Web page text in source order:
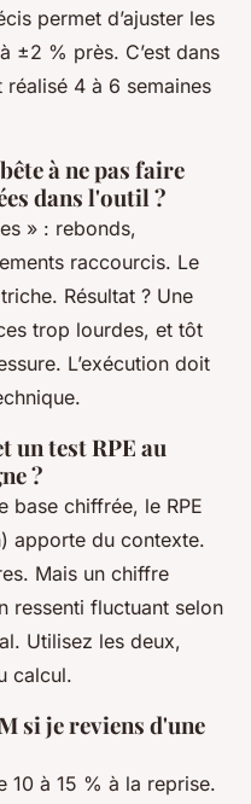
permet d’ajuster les
±2 % près. C’est dans
4 à 6 semaines
à ne pas faire
dans l'outil ?
» : rebonds,
raccourcis. Le
Résultat ? Une
trop lourdes, et tôt
L’exécution doit
un test RPE au
?
base chiffrée, le RPE
apporte du contexte.
Mais un chiffre
ressenti fluctuant selon
Utilisez les deux,
calcul.
si je reviens d'une
10 à 15 % à la reprise.